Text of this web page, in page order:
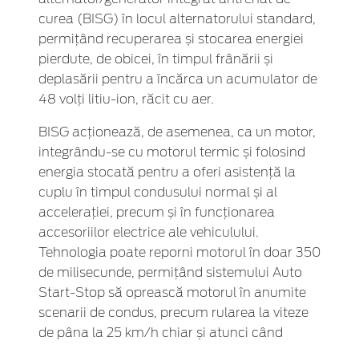
curea (BISG) în locul alternatorului standard,
permițând recuperarea și stocarea energiei
pierdute, de obicei, în timpul frânării și
deplasării pentru a încărca un acumulator de
48 volți litiu-ion, răcit cu aer.
BISG acționează, de asemenea, ca un motor,
integrându-se cu motorul termic și folosind
energia stocată pentru a oferi asistență la
cuplu în timpul condusului normal și al
accelerației, precum și în funcționarea
accesoriilor electrice ale vehiculului.
Tehnologia poate reporni motorul în doar 350
de milisecunde, permițând sistemului Auto
Start-Stop să oprească motorul în anumite
scenarii de condus, precum rularea la viteze
de pâna la 25 km/h chiar și atunci când